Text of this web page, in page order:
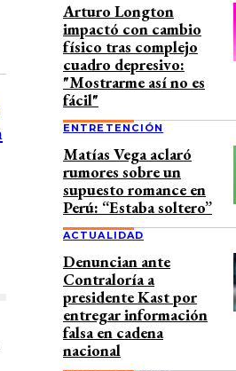
Arturo Longton
impactó con cambio
físico tras complejo
cuadro depresivo:
"Mostrarme así no es
fácil"
ENTRETENCIÓN
Matías Vega aclaró
rumores sobre un
supuesto romance en
Perú: “Estaba soltero”
ACTUALIDAD
Denuncian ante
Contraloría a
presidente Kast por
entregar información
falsa en cadena
nacional